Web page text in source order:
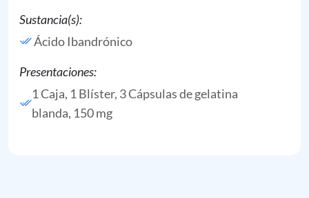
Sustancia(s):
Ácido Ibandrónico
Presentaciones:
1 Caja, 1 Blíster, 3 Cápsulas de gelatina
blanda, 150 mg